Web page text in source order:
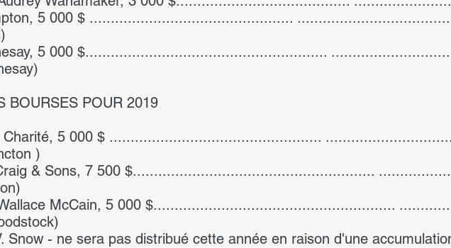
5 000 $ ................................................
5 000 $.........................................................
BOURSES POUR 2019
5 000 $ ..................................................
)
& Sons, 7 500 $.........................................................
McCain, 5 000 $.........................................................
Snow - ne sera pas distribué cette année en raison d'une